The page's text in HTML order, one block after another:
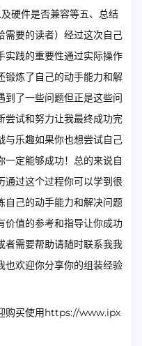
硬件是否兼容等五、总结
需要的读者）经过这次自己
实践的重要性通过实际操作
锻炼了自己的动手能力和解
到了一些问题但正是这些问
尝试和努力让我最终成功完
与乐趣如果你也想尝试自己
一定能够成功！总的来说自
通过这个过程你可以学到很
自己的动手能力和解决问题
价值的参考和指导让你成功
者需要帮助请随时联系我我
也欢迎你分享你的组装经验
购买使用https://www.ipx